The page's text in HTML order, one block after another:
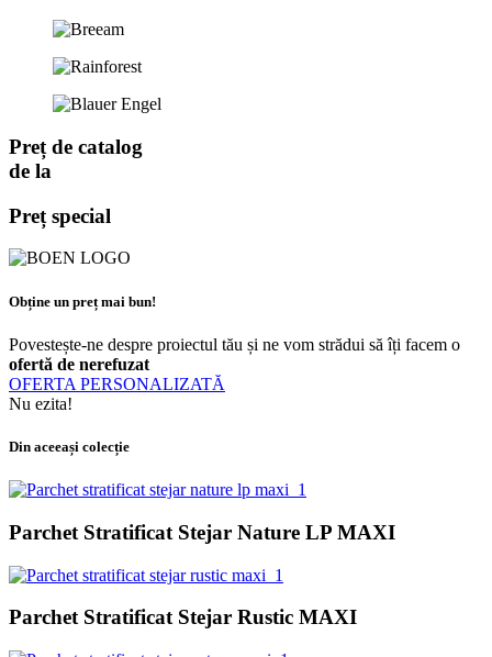
Preț de catalog
de la
Preț special
Obține un preț mai bun!
Povestește-ne despre proiectul tău și ne vom strădui să îți facem o
ofertă de nerefuzat
OFERTA PERSONALIZATĂ
Nu ezita!
Din aceeași colecție
Parchet Stratificat Stejar Nature LP MAXI
Parchet Stratificat Stejar Rustic MAXI